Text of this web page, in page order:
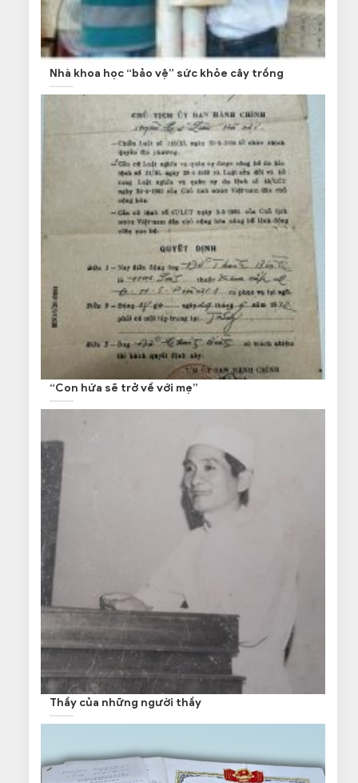
Nhà khoa học “bảo vệ” sức khỏe cây trồng
“Con hứa sẽ trở về với mẹ”
Thầy của những người thầy